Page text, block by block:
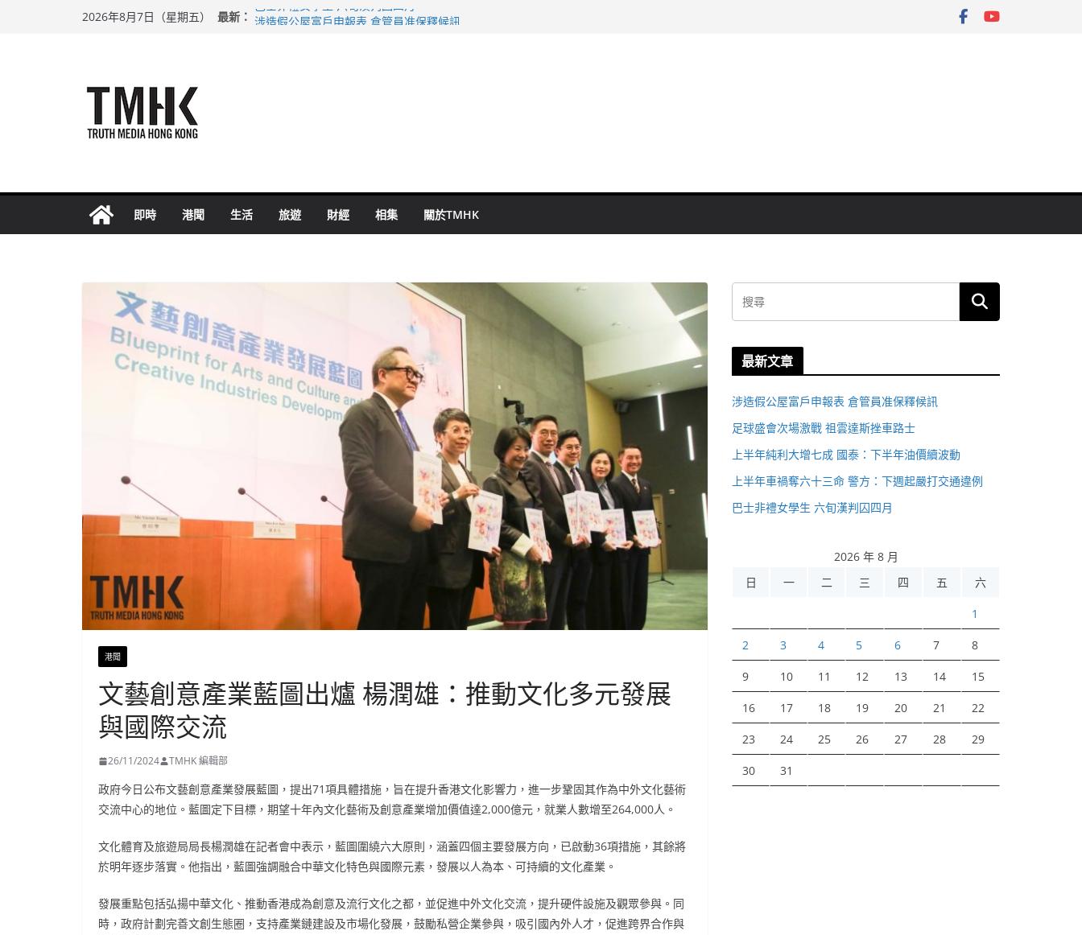
2026年8月7日（星期五） 最新： 巴士非禮女學生 六旬漢判囚四月
即時 港聞 生活 旅遊 財經 相集 關於TMHK
港聞
文藝創意產業藍圖出爐 楊潤雄：推動文化多元發展
與國際交流
26/11/2024 TMHK 編輯部
政府今日公布文藝創意產業發展藍圖，提出71項具體措施，旨在提升香港文化影響力，進一步鞏固其作為中外文化藝術
交流中心的地位。藍圖定下目標，期望十年內文化藝術及創意產業增加價值達2,000億元，就業人數增至264,000人。
文化體育及旅遊局局長楊潤雄在記者會中表示，藍圖圍繞六大原則，涵蓋四個主要發展方向，已啟動36項措施，其餘將
於明年逐步落實。他指出，藍圖強調融合中華文化特色與國際元素，發展以人為本、可持續的文化產業。
發展重點包括弘揚中華文化、推動香港成為創意及流行文化之都，並促進中外文化交流，提升硬件設施及觀眾參與。同
時，政府計劃完善文創生態圈，支持產業鏈建設及市場化發展，鼓勵私營企業參與，吸引國內外人才，促進跨界合作與
最新文章
涉造假公屋富戶申報表 倉管員准保釋候訊
足球盛會次場激戰 祖雲達斯挫車路士
上半年純利大增七成 國泰：下半年油價續波動
上半年車禍奪六十三命 警方：下週起嚴打交通違例
巴士非禮女學生 六旬漢判囚四月
2026 年 8 月
日
一 二 三 四 五 六
1
2 3 4 5 6 7 8
9 10 11 12 13 14 15
16 17 18 19 20 21 22
23 24 25 26 27 28 29
30 31